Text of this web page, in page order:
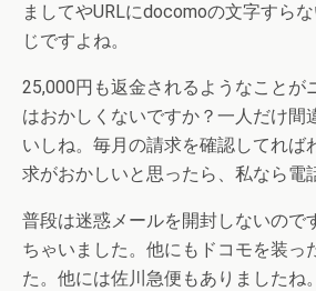
ましてやURLにdocomoの文字すら
じですよね。
25,000円も返金されるようなことが
はおかしくないですか？一人だけ間
いしね。毎月の請求を確認してれば
求がおかしいと思ったら、私なら電
普段は迷惑メールを開封しないので
ちゃいました。他にもドコモを装っ
た。他には佐川急便もありましたね。